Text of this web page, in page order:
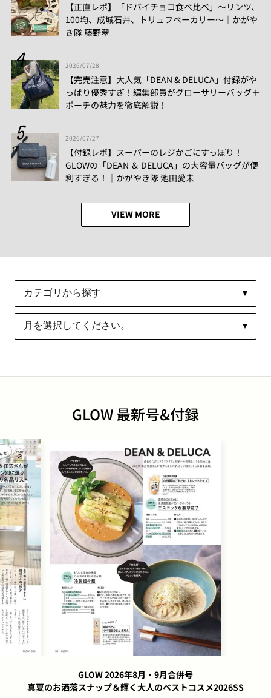
【正直レポ】「ドバイチョコ食べ比べ」～リンツ、
100均、成城石井、トリュフベーカリー～｜かがや
き隊 藤野翠
2026/07/28
【完売注意】大人気「DEAN & DELUCA」付録がや
っぱり優秀すぎ！編集部員がグローサリーバッグ＋
ポーチの魅力を徹底解説！
2026/07/27
【付録レポ】スーパーのレジかごにすっぽり！
GLOWの「DEAN ＆ DELUCA」の大容量バッグが便
利すぎる！│かがやき隊 池田愛未
VIEW MORE
GLOW 最新号&付録
GLOW 2026年8月・9月合併号
真夏のお洒落スナップ＆輝く大人のベストコスメ2026SS